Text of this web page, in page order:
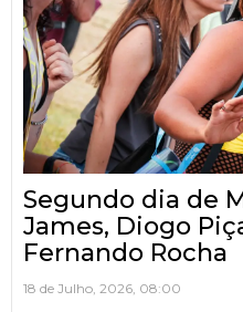
Segundo dia de
James, Diogo
Fernando Rocha
18 de Julho, 2026, 08:00